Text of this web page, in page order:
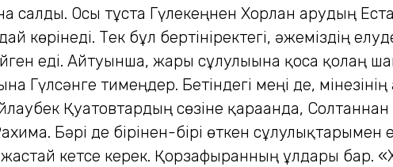
салды. Осы тұста Гүлекеңнен Хорлан арудың
көрінеді. Тек бұл бертініректегі, әжеміздің
еді. Айтуынша, жары сұлулығына қоса қолаң
тимеңдер. Бетіндегі меңі де,
Қуатовтардың сөзіне қарағанда,
Бәрі де бірінен-бірі өткен сұлулықтарымен
кетсе керек. Қорзафыранның ұлдары бар.